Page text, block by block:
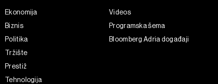
Ekonomija
Biznis
Politika
Tržište
Prestiž
Tehnologija
Videos
Programska šema
Bloomberg Adria događaji